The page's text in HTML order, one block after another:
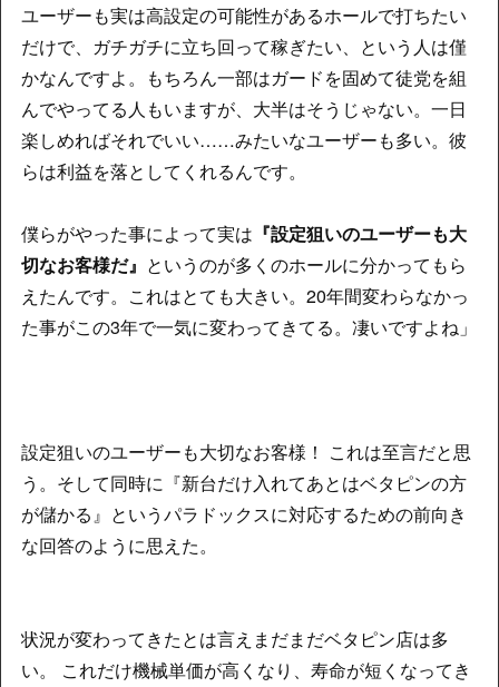
ユーザーも実は高設定の可能性があるホールで打ちたい
だけで、ガチガチに立ち回って稼ぎたい、という人は僅
かなんですよ。もちろん一部はガードを固めて徒党を組
んでやってる人もいますが、大半はそうじゃない。一日
楽しめればそれでいい……みたいなユーザーも多い。彼
らは利益を落としてくれるんです。
僕らがやった事によって実は 『設定狙いのユーザーも大
切なお客様だ』 というのが多くのホールに分かってもら
えたんです。これはとても大きい。20年間変わらなかっ
た事がこの3年で一気に変わってきてる。凄いですよね」
設定狙いのユーザーも大切なお客様！ これは至言だと思
う。そして同時に『新台だけ入れてあとはベタピンの方
が儲かる』というパラドックスに対応するための前向き
な回答のように思えた。
状況が変わってきたとは言えまだまだベタピン店は多
い。 これだけ機械単価が高くなり、寿命が短くなってき